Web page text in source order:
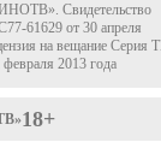
Свидетельство
61629 от 30 апреля
на вещание Серия
2013 года
18+